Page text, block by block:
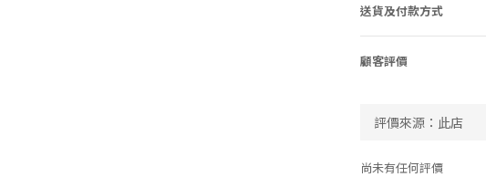
送貨及付款方式
顧客評價
尚未有任何評價